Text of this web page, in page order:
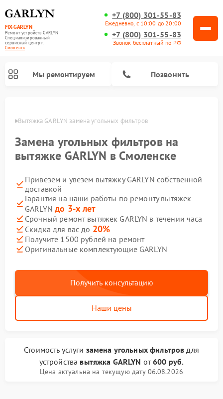
FIX-GARLYN
Ремонт устройств GARLYN
Специализированный
cервисный центр г.
Смоленск
+7 (800) 301-55-83
Ежедневно, с 10:00 до 20:00
+7 (800) 301-55-83
Звонок бесплатный по РФ
Мы ремонтируем Позвонить
Вытяжка GARLYN замена угольных фильтров
Замена угольных фильтров на
вытяжке GARLYN в Смоленске
Привезем и увезем вытяжку GARLYN собственной
доставкой
Гарантия на наши работы по ремонту вытяжек
GARLYNдо 3-х лет
Срочный ремонт вытяжек GARLYN в течении часа
Скидка для вас до 20%
Получите 1500 рублей на ремонт
Оригинальные комплектующие GARLYN
Получить консультацию
Наши цены
Стоимость услуги замена угольных фильтров для
устройства вытяжка GARLYN от600 руб.
Цена актуальна на текущую дату 06.08.2026